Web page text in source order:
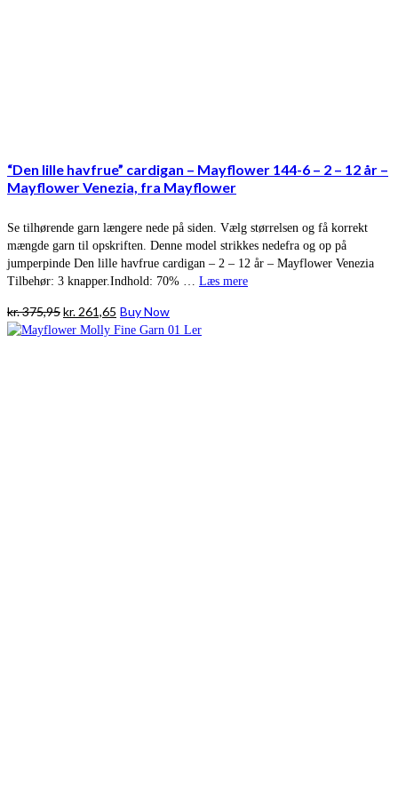
“Den lille havfrue” cardigan – Mayflower 144-6 – 2 – 12 år –
Mayflower Venezia, fra Mayflower
Se tilhørende garn længere nede på siden. Vælg størrelsen og få korrekt
mængde garn til opskriften. Denne model strikkes nedefra og op på
jumperpinde Den lille havfrue cardigan – 2 – 12 år – Mayflower Venezia
Tilbehør: 3 knapper.Indhold: 70% … Læs mere
kr.375,95Den
oprindelige
kr. 261,65 Den
aktuelle
Buy Now